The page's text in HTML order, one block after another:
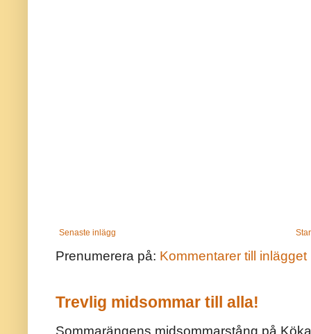
Senaste inlägg
Prenumerera på: Kommentarer till inlägget
Trevlig midsommar till alla!
Sommarängens midsommarstång på